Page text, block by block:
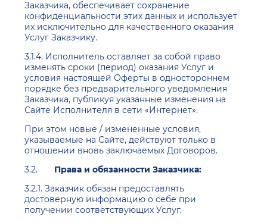
Заказчика, обеспечивает сохранение
конфиденциальности этих данных и использует
их исключительно для качественного оказания
Услуг Заказчику.
3.1.4. Исполнитель оставляет за собой право
изменять сроки (период) оказания Услуг и
условия настоящей Оферты в одностороннем
порядке без предварительного уведомления
Заказчика, публикуя указанные изменения на
Сайте Исполнителя в сети «Интернет».
При этом новые / измененные условия,
указываемые на Сайте, действуют только в
отношении вновь заключаемых Договоров.
3.2. Права и обязанности Заказчика:
3.2.1. Заказчик обязан предоставлять
достоверную информацию о себе при
получении соответствующих Услуг.